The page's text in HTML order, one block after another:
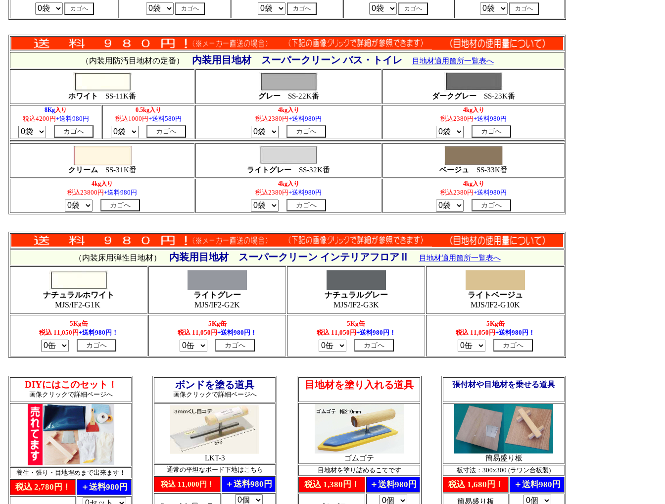
（内装用防汚目地材の定番） 内装用目地材 スーパークリーン バス・トイレ 目地材適用箇所一覧表へ
ホワイト SS-11K番 グレーSS-22K番 ダークグレー SS-23K番
8Kg入り
税込4200円+送料980円
0.5kg入り
税込1000円+送料580円
4kg入り
税込2380円+送料980円
4kg入り
税込2380円+送料980円
クリーム SS-31K番 ライトグレー SS-32K番 ベージュ SS-33K番
4kg入り
税込23800円+送料980円
4kg入り
税込2380円+送料980円
4kg入り
税込2380円+送料980円
目地材を塗り入れる道具
ゴムゴテ
目地材を塗り詰めるこてです
税込 1,380円！ ＋送料980円
張付材や目地材を乗せる道具
簡易盛り板
板寸法：300x300 (ラワン合板製)
税込 1,680円！ ＋送料980円
簡易盛り板
ボンドを塗る道具
画像クリックで詳細ページへ
LKT-3
通常の平坦なボード下地はこちら
税込 11,000円！ ＋送料980円
（内装床用弾性目地材） 内装用目地材 スーパークリーン インテリアフロアⅡ 目地材適用箇所一覧表へ
ナチュラルホワイト
MJS/IF2-G1K
ライトグレー
MJS/IF2-G2K
ナチュラルグレー
MJS/IF2-G3K
ライトベージュ
MJS/IF2-G10K
5Kg缶
税込 11,050円+送料980円！
5Kg缶
税込 11,050 円+送料980円！
5Kg缶
税込 11,050 円+送料980円！
5Kg缶
税込 11,050 円+送料980円！
DIYにはこのセット！
画像クリックで詳細ページへ
養生・張り・目地埋めまで出来ます！
税込 2,780円！ ＋送料980円